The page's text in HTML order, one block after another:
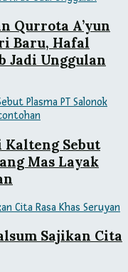
Qurrota A’yun
Baru, Hafal
Jadi Unggulan
Kalteng Sebut
Mas Layak
Sajikan Cita